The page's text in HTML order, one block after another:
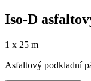
Iso-D
1 x 25 m
Asfaltový podkladní